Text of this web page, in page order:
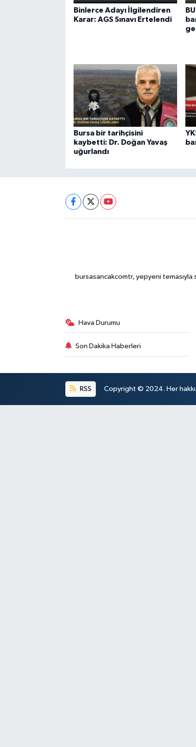
Binlerce Adayı İlgilendiren
Karar: AGS Sınavı Ertelendi
Bursa bir tarihçisini
kaybetti: Dr. Doğan Yavaş
uğurlandı
bursasancakcomtr, yepyeni
Hava Durumu
Son Dakika Haberleri
RSS Copyright © 2024. Her hakkı